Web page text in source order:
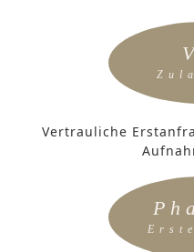
Vertrauliche